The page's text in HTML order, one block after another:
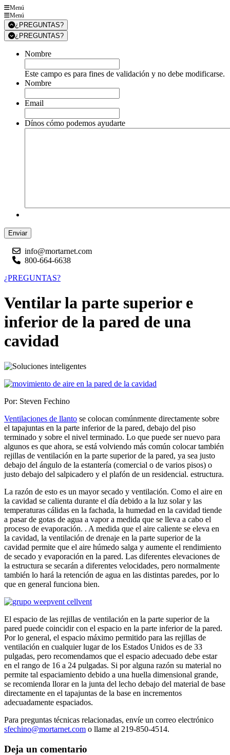
Menú
Menú
¿PREGUNTAS?
¿PREGUNTAS?
Nombre
Este campo es para fines de validación y no debe modificarse.
Nombre
Email
Dínos cómo podemos ayudarte
Enviar
info@mortarnet.com
800-664-6638
¿PREGUNTAS?
Ventilar la parte superior e
inferior de la pared de una
cavidad
Por: Steven Fechino
Ventilaciones de llanto se colocan comúnmente directamente sobre
el tapajuntas en la parte inferior de la pared, debajo del piso
terminado y sobre el nivel terminado. Lo que puede ser nuevo para
algunos es que ahora, se está volviendo más común colocar también
rejillas de ventilación en la parte superior de la pared, ya sea justo
debajo del ángulo de la estantería (comercial o de varios pisos) o
justo debajo del salpicadero y el plafón de un residencial. estructura.
La razón de esto es un mayor secado y ventilación. Como el aire en
la cavidad se calienta durante el día debido a la luz solar y las
temperaturas cálidas en la fachada, la humedad en la cavidad tiende
a pasar de gotas de agua a vapor a medida que se lleva a cabo el
proceso de evaporación. . A medida que el aire caliente se eleva en
la cavidad, la ventilación de drenaje en la parte superior de la
cavidad permite que el aire húmedo salga y aumente el rendimiento
de secado y evaporación en la pared. Las diferentes elevaciones de
la estructura se secarán a diferentes velocidades, pero normalmente
también lo hará la retención de agua en las distintas paredes, por lo
que en general funciona bien.
El espacio de las rejillas de ventilación en la parte superior de la
pared puede coincidir con el espacio en la parte inferior de la pared.
Por lo general, el espacio máximo permitido para las rejillas de
ventilación en cualquier lugar de los Estados Unidos es de 33
pulgadas, pero recomendamos que el espacio adecuado debe estar
en el rango de 16 a 24 pulgadas. Si por alguna razón su material no
permite tal espaciamiento debido a una huella dimensional grande,
se recomienda llorar en la junta del lecho debajo del material de base
directamente en el tapajuntas de la base en incrementos
adecuadamente espaciados.
Para preguntas técnicas relacionadas, envíe un correo electrónico
sfechino@mortarnet.com o llame al 219-850-4514.
Deja un comentario